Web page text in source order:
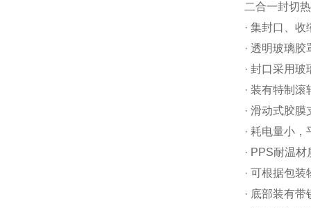
二合一封切
· 集封口、收
· 透明玻璃
· 封口采用
· 装有特制
· 滑动式胶
· 耗电量小
· PPS耐温
· 可根据包
· 底部装有